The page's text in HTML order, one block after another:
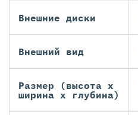
Внешние диски
Внешний вид
Размер (высота х
ширина х глубина)